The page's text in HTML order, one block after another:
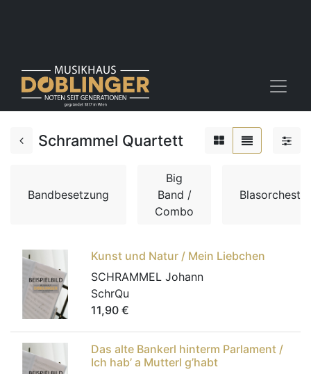
Schrammel Quartett
Bandbesetzung
Big
Band /
Combo
Blasorchester
Kunst und Natur / Mein Liebchen
SCHRAMMEL Johann
SchrQu
11,90 €
Das alte Bankerl hinterm Parlament /
Ich hab’ a Mutterl g’habt